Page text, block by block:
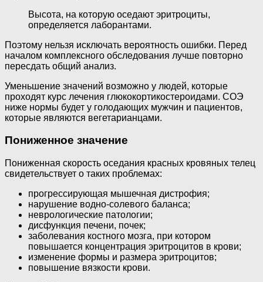
Высота, на которую оседают эритроциты,
определяется лаборантами.
Поэтому нельзя исключать вероятность ошибки. Перед
началом комплексного обследования лучше повторно
пересдать общий анализ.
Уменьшение значений возможно у людей, которые
проходят курс лечения глюкокортикостероидами. СОЭ
ниже нормы будет у голодающих мужчин и пациентов,
которые являются вегетарианцами.
Пониженное значение
Пониженная скорость оседания красных кровяных телец
свидетельствует о таких проблемах:
прогрессирующая мышечная дистрофия;
нарушение водно-солевого баланса;
неврологические патологии;
дисфункция печени, почек;
заболевания костного мозга, при котором
повышается концентрация эритроцитов в крови;
изменение формы и размера эритроцитов;
повышение вязкости крови.